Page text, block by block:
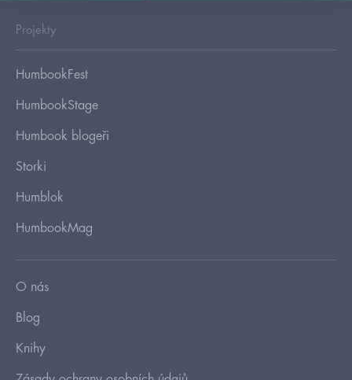
Projekty
HumbookFest
HumbookStage
Humbook blogeři
Storki
Humblok
HumbookMag
O nás
Blog
Knihy